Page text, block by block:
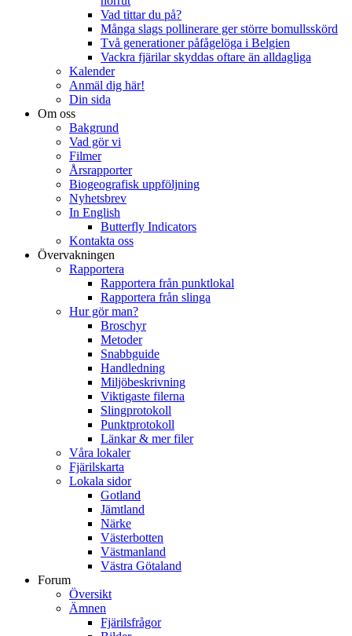
Vad tittar du på?
Många slags pollinerare ger större bomullsskörd
Två generationer påfågelöga i Belgien
Vackra fjärilar skyddas oftare än alldagliga
Kalender
Anmäl dig här!
Din sida
Om oss
Bakgrund
Vad gör vi
Filmer
Årsrapporter
Biogeografisk uppföljning
Nyhetsbrev
In English
Butterfly Indicators
Kontakta oss
Övervakningen
Rapportera
Rapportera från punktlokal
Rapportera från slinga
Hur gör man?
Broschyr
Metoder
Snabbguide
Handledning
Miljöbeskrivning
Viktigaste filerna
Slingprotokoll
Punktprotokoll
Länkar & mer filer
Våra lokaler
Fjärilskarta
Lokala sidor
Gotland
Jämtland
Närke
Västerbotten
Västmanland
Västra Götaland
Forum
Översikt
Ämnen
Fjärilsfrågor